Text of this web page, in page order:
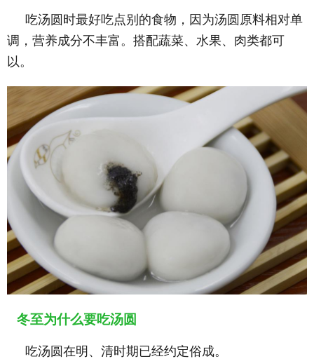
吃汤圆时最好吃点别的食物，因为汤圆原料相对单
调，营养成分不丰富。搭配蔬菜、水果、肉类都可
以。
冬至为什么要吃汤圆
吃汤圆在明、清时期已经约定俗成。